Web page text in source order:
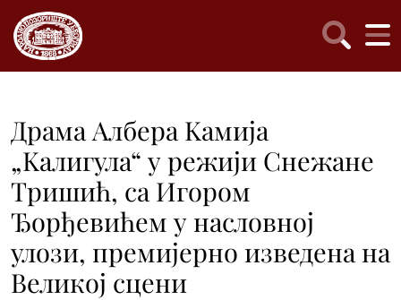
Драма Албера Kамија
„Kалигула“ у режији Снежане
Тришић, са Игором
Ђорђевићем у насловној
улози, премијерно изведена на
Великој сцени